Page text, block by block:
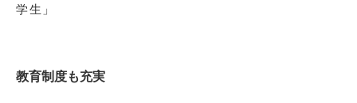
学生」
教育制度も充実